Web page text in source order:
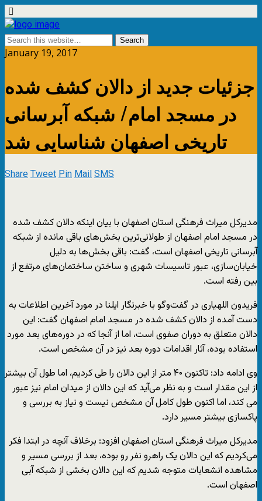
January 19, 2017
جزئیات جدید از دالان کشف شده
در مسجد امام/ شبکه آبرسانی
تاریخی اصفهان شناسایی شد
ShareTweetPinMailSMS
مدیرکل میراث فرهنگی استان اصفهان با بیان اینکه دالان کشف شده
در مسجد امام اصفهان از طولانی‌ترین بخش‌های باقی مانده از شبکه
آبرسانی تاریخی اصفهان است، گفت: باقی بخش‌ها به دلیل
خیابان‌سازی، عبور تاسیسات شهری و ساختن ساختمان‌های مرتفع از
بین رفته است.
فریدون اللهیاری در گفت‌وگو با خبرنگار ایلنا در مورد آخرین اطلاعات به
دست آمده از دالان کشف شده در مسجد امام اصفهان گفت: این
دالان متعلق به دوران صفوی است، اما از آنجا که در دوره‌های بعد مورد
استفاده بوده، آثار اقدامات دوره بعد نیز در آن مشخص است.
وی ادامه داد: تاکنون ۴۰ متر از این دالان را طی کردیم، اما طول آن بیشتر
از این مقدار است و به نظر می‌آید که این دالان از میدان امام نیز عبور
می کند، اما اکنون طول کامل آن مشخص نیست و نیاز به بررسی و
پاکسازی بیشتر مسیر دارد.
مدیرکل میراث فرهنگی استان اصفهان افزود: برخلاف آنچه در ابتدا فکر
می‌کردیم که این دالان یک راهرو نفر رو بوده، بعد از بررسی مسیر و
مشاهده انشعابات متوجه شدیم که این دالان بخشی از شبکه آبی
اصفهان است.